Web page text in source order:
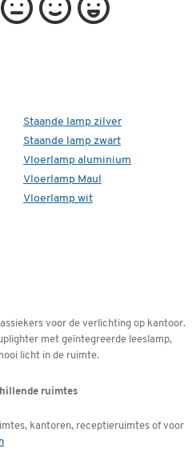
Staande lamp zilver
Staande lamp zwart
Vloerlamp aluminium
Vloerlamp Maul
Vloerlamp wit
voor de verlichting op kantoor.
met geïntegreerde leeslamp,
licht in de ruimte.
ruimtes
kantoren, receptieruimtes of voor